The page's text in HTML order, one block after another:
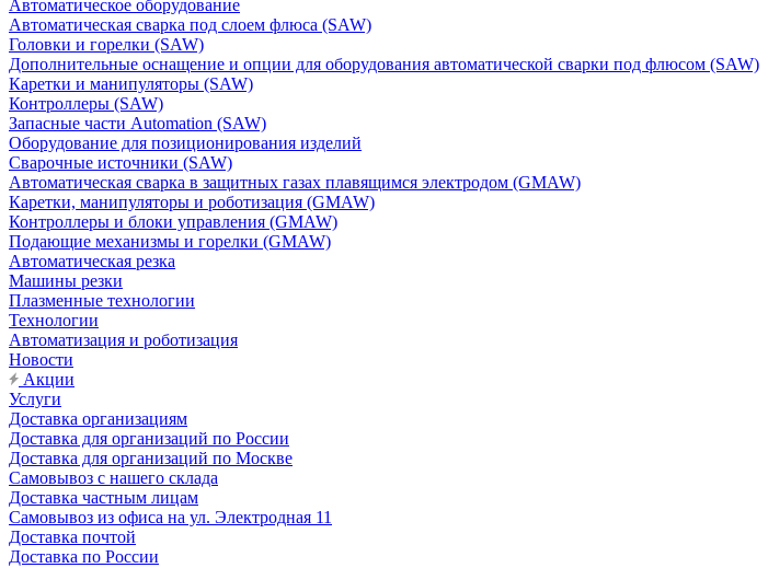
Автоматическое оборудование
Автоматическая сварка под слоем флюса (SAW)
Головки и горелки (SAW)
Дополнительные оснащение и опции для оборудования автоматической сварки под флюсом (SAW)
Каретки и манипуляторы (SAW)
Контроллеры (SAW)
Запасные части Automation (SAW)
Оборудование для позиционирования изделий
Сварочные источники (SAW)
Автоматическая сварка в защитных газах плавящимся электродом (GMAW)
Каретки, манипуляторы и роботизация (GMAW)
Контроллеры и блоки управления (GMAW)
Подающие механизмы и горелки (GMAW)
Автоматическая резка
Машины резки
Плазменные технологии
Технологии
Автоматизация и роботизация
Новости
Акции
Услуги
Доставка организациям
Доставка для организаций по России
Доставка для организаций по Москве
Самовывоз с нашего склада
Доставка частным лицам
Самовывоз из офиса на ул. Электродная 11
Доставка почтой
Доставка по России